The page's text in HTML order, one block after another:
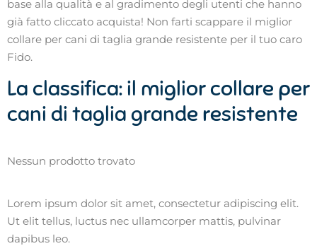
base alla qualità e al gradimento degli utenti che hanno
già fatto cliccato acquista! Non farti scappare il miglior
collare per cani di taglia grande resistente per il tuo caro
Fido.
La classifica: il miglior collare per
cani di taglia grande resistente
Nessun prodotto trovato
Lorem ipsum dolor sit amet, consectetur adipiscing elit.
Ut elit tellus, luctus nec ullamcorper mattis, pulvinar
dapibus leo.